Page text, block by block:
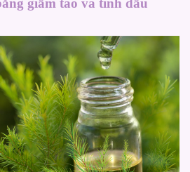
giấm táo và tinh dầu